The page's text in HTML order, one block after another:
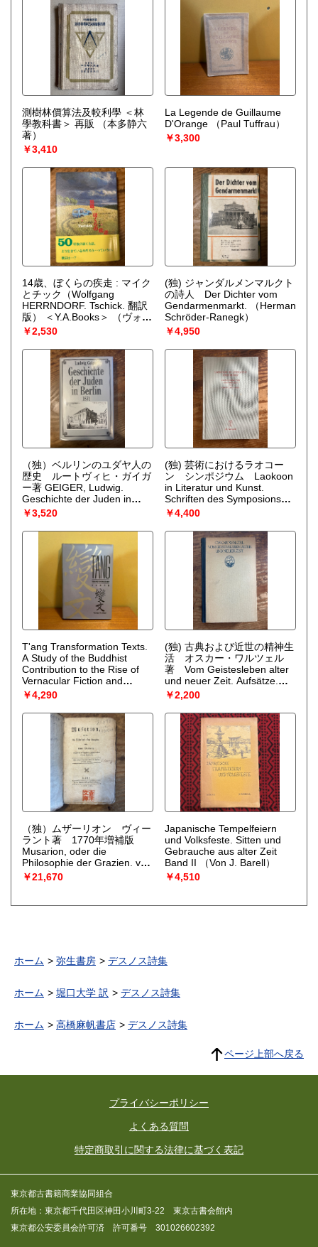
測樹林價算法及較利學 ＜林
學教科書＞ 再販
（本多静六
著）
￥3,410
La Legende de Guillaume
D'Orange
（Paul Tuffrau）
￥3,300
14歳、ぼくらの疾走 : マイク
とチック（Wolfgang
HERRNDORF. Tschick. 翻訳
版） ＜Y.A.Books＞
（ヴォル
フガング・ヘルンドルフ 作 ;
木本栄 訳）
￥2,530
(独) ジャンダルメンマルクト
の詩人 Der Dichter vom
Gendarmenmarkt.
（Herman
Schröder-Ranegk）
￥4,950
（独）ベルリンのユダヤ人の
歴史 ルートヴィヒ・ガイガ
ー著 GEIGER, Ludwig.
Geschichte der Juden in
Berlin. Festschrift zur
zweiten Säklar-Feier.
Anmerkungen,
Ausführungen, urkundliche
Beilagen und zwei Nachträge
(1871-1890). Mit einem
Vorwort von Hermann
（GEIGER,
Ludwig.）
￥3,520
(独) 芸術におけるラオコー
ン シンポジウム Laokoon
in Literatur und Kunst.
Schriften des Symposions
"Laokoon in Literatur und
Kunst" vom 30. 11. 2006,
universiutät Bonn. [Beiträge
zur Altertumskunde, Bd. 254]
（Dorothee Gall / Anja
Wolkenhauer (hg.)）
￥4,400
T'ang Transformation Texts.
A Study of the Buddhist
Contribution to the Rise of
Vernacular Fiction and
Drama in China
Mair）
￥4,290
(独) 古典および近世の精神生
活 オスカー・ワルツェル
著 Vom Geistesleben alter
und neuer Zeit. Aufsätze.
（Oskar Walzel）
￥2,200
（独）ムザーリオン ヴィー
ラント著 1770年増補版
Musarion, oder die
Philosophie der Grazien. von
Herrn Wieland. Nach den
verschiednen Lesarten der
einigen neuen Stücken von
￥21,670
Japanische Tempelfeiern
und Volksfeste. Sitten und
Gebrauche aus alter Zeit
Band II
（Von J. Barell）
￥4,510
ホーム 弥生書房 デスノス詩集
ホーム 堀口大学 訳 デスノス詩集
ホーム 高橋麻帆書店 デスノス詩集
ページ上部へ戻る
プライバシーポリシー
よくある質問
特定商取引に関する法律に基づく表記
東京都古書籍商業協同組合
所在地：東京都千代田区神田小川町3-22 東京古書会館内
東京都公安委員会許可済 許可番号 301026602392